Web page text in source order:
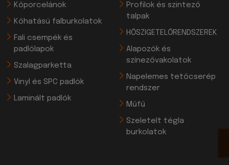
Kőporcelánok
Kőhatású falburkolatok
Fali csempék és
padlólapok
Szalagparketta
Vinyl és SPC padlók
Laminált padlók
Profilok és szintező
talpak
HŐSZIGETELŐRENDSZEREK
Alapozók és
színezővakolatok
Napelemes tetőcserép
rendszer
Műfű
Szeletelt tégla
burkolatok